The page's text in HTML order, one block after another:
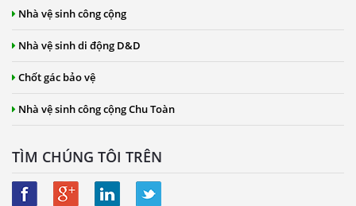
Nhà vệ sinh công cộng
Nhà vệ sinh di động D&D
Chốt gác bảo vệ
Nhà vệ sinh công cộng Chu Toàn
TÌM CHÚNG TÔI TRÊN